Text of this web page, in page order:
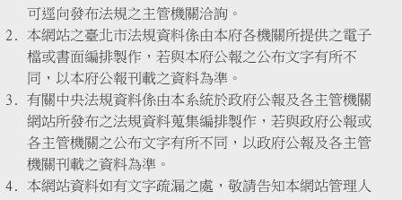
可逕向發布法規之主管機關洽詢。
本網站之臺北市法規資料係由本府各機關所提供之電子
檔或書面編排製作，若與本府公報之公布文字有所不
同，以本府公報刊載之資料為準。
有關中央法規資料係由本系統於政府公報及各主管機關
網站所發布之法規資料蒐集編排製作，若與政府公報或
各主管機關之公布文字有所不同，以政府公報及各主管
機關刊載之資料為準。
本網站資料如有文字疏漏之處，敬請告知本網站管理人